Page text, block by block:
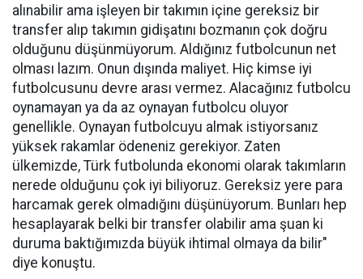
alınabilir ama işleyen bir takımın içine gereksiz bir
transfer alıp takımın gidişatını bozmanın çok doğru
olduğunu düşünmüyorum. Aldığınız futbolcunun net
olması lazım. Onun dışında maliyet. Hiç kimse iyi
futbolcusunu devre arası vermez. Alacağınız futbolcu
oynamayan ya da az oynayan futbolcu oluyor
genellikle. Oynayan futbolcuyu almak istiyorsanız
yüksek rakamlar ödeneniz gerekiyor. Zaten
ülkemizde, Türk futbolunda ekonomi olarak takımların
nerede olduğunu çok iyi biliyoruz. Gereksiz yere para
harcamak gerek olmadığını düşünüyorum. Bunları hep
hesaplayarak belki bir transfer olabilir ama şuan ki
duruma baktığımızda büyük ihtimal olmaya da bilir"
diye konuştu.